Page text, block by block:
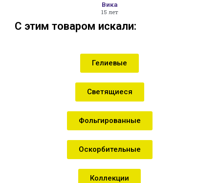
Вика
15 лет
С этим товаром искали:
Гелиевые
Светящиеся
Фольгированные
Оскорбительные
Коллекции